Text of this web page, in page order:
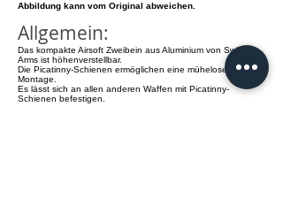
Abbildung kann vom Original abweichen.
Allgemein:
Das kompakte Airsoft Zweibein aus Aluminium von Swiss
Arms ist höhenverstellbar.
Die Picatinny-Schienen ermöglichen eine mühelose
Montage.
Es lässt sich an allen anderen Waffen mit Picatinny-
Schienen befestigen.